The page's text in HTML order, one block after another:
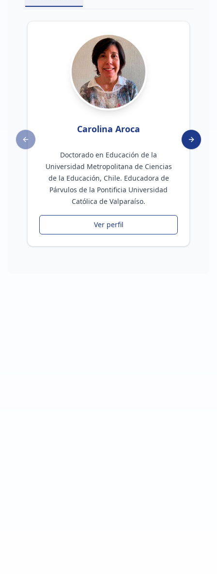
Carolina Aroca
Doctorado en Educación de la
Universidad Metropolitana de Ciencias
de la Educación, Chile. Educadora de
Párvulos de la Pontificia Universidad
Católica de Valparaíso.
Ver perfil
Next
Previous slide